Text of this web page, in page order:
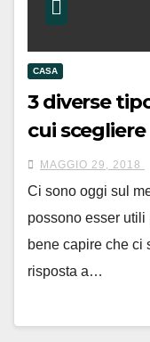
CASA
3 diverse
cui scegliere
MAGGIO 29, 2018
Ci sono oggi sul
possono esser utili
bene capire che ci
risposta a…